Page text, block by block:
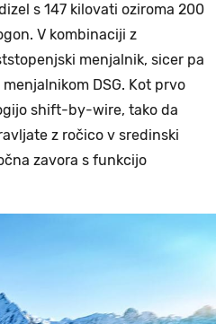
s 147 kilovati oziroma 200
V kombinaciji z
menjalnik, sicer pa
DSG. Kot prvo
shift-by-wire, tako da
z ročico v sredinski
zavora s funkcijo